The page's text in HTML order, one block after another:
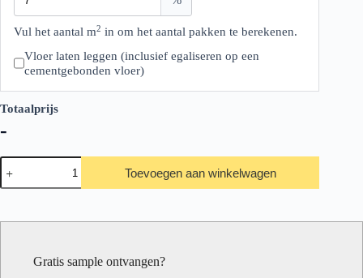
Vul het aantal m2 in om het aantal pakken te berekenen.
Vloer laten leggen (inclusief egaliseren op een
cementgebonden vloer)
Totaalprijs
-
Therdex
Stone2
Serie
Toevoegen aan winkelwagen
Gratis sample ontvangen?